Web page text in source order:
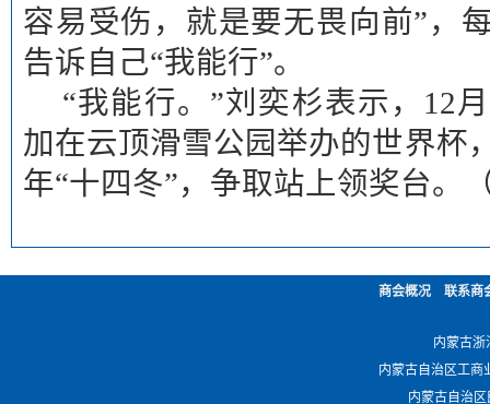
容易受伤，就是要无畏向前”，
告诉自己“我能行”。
“我能行。”刘奕杉表示，12
加在云顶滑雪公园举办的世界杯
年“十四冬”，争取站上领奖台。
商会概况 联系商
内蒙古浙
内蒙古自治区工商
内蒙古自治